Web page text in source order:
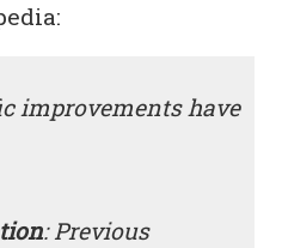
improvements have
: Previous